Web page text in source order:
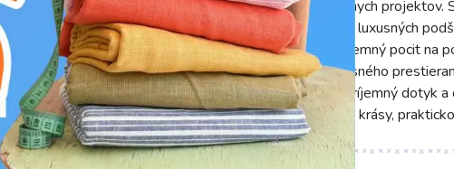
Satén Cobalt je ideálnou voľbou pre širokú škálu kreatívnych projektov.
večerných šiat, spoločenských sukní, elegantných blúzok, luxusných
oblečenia, ako sú župany a pyžamá, kde oceníte jeho príjemný pocit na
pri tvorbe dekorácií – od dekoratívnych vankúšov a honosného
slávnostné príležitosti, svadby či divadelné kulisy. Jeho príjemný dotyk a
obľúbený materiál pre všetkých, ktorí hľadajú kombináciu krásy,